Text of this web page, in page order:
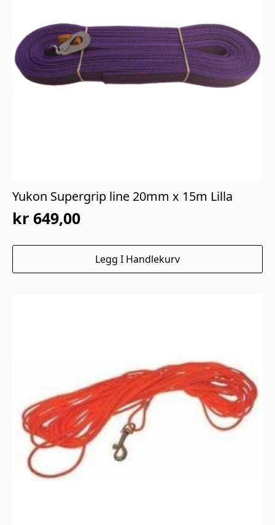
Yukon Supergrip line 20mm x 15m Lilla
kr 649,00
Legg I Handlekurv